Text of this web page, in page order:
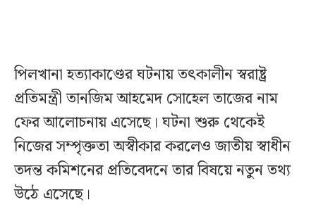
পিলখানা হত্যাকাণ্ডের ঘটনায় তৎকালীন স্বরাষ্ট্র
প্রতিমন্ত্রী তানজিম আহমেদ সোহেল তাজের নাম
ফের আলোচনায় এসেছে। ঘটনা শুরু থেকেই
নিজের সম্পৃক্ততা অস্বীকার করলেও জাতীয় স্বাধীন
তদন্ত কমিশনের প্রতিবেদনে তার বিষয়ে নতুন তথ্য
উঠে এসেছে।